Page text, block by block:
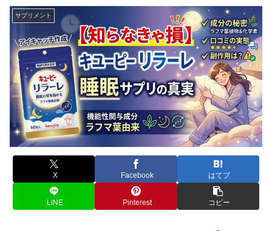
サプリメント
X Facebook はてブ
LINE Pinterest コピー